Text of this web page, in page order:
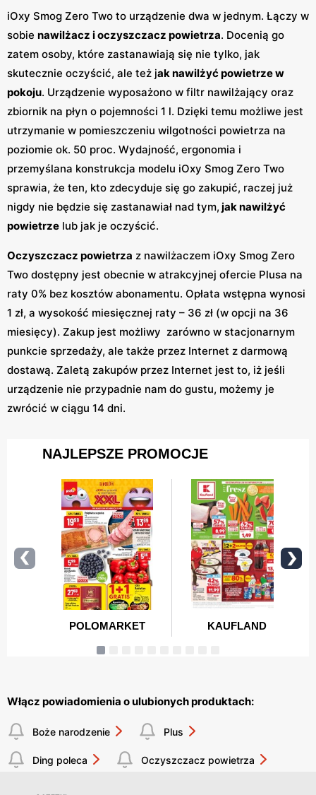
iOxy Smog Zero Two to urządzenie dwa w jednym. Łączy w
sobie nawilżacz i oczyszczacz powietrza. Docenią go
zatem osoby, które zastanawiają się nie tylko, jak
skutecznie oczyścić, ale też jak nawilżyć powietrze w
pokoju. Urządzenie wyposażono w filtr nawilżający oraz
zbiornik na płyn o pojemności 1 l. Dzięki temu możliwe jest
utrzymanie w pomieszczeniu wilgotności powietrza na
poziomie ok. 50 proc. Wydajność, ergonomia i
przemyślana konstrukcja modelu iOxy Smog Zero Two
sprawia, że ten, kto zdecyduje się go zakupić, raczej już
nigdy nie będzie się zastanawiał nad tym, jak nawilżyć
powietrze lub jak je oczyścić.
Oczyszczacz powietrza z nawilżaczem iOxy Smog Zero
Two dostępny jest obecnie w atrakcyjnej ofercie Plusa na
raty 0% bez kosztów abonamentu. Opłata wstępna wynosi
1 zł, a wysokość miesięcznej raty – 36 zł (w opcji na 36
miesięcy). Zakup jest możliwy zarówno w stacjonarnym
punkcie sprzedaży, ale także przez Internet z darmową
dostawą. Zaletą zakupów przez Internet jest to, iż jeśli
urządzenie nie przypadnie nam do gustu, możemy je
zwrócić w ciągu 14 dni.
Włącz powiadomienia o ulubionych produktach:
Boże narodzenie Plus
Ding poleca Oczyszczacz powietrza